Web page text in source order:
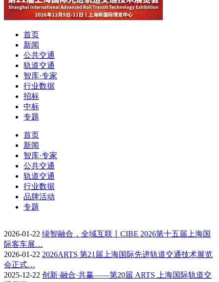
首页
新闻
公共交通
轨道交通
智库·专家
行业数据
招标
中标
专题
首页
新闻
智库·专家
公共交通
轨道交通
行业数据
品牌活动
专题
2026-01-22 绿智融合，全域互联丨CIBE 2026第十五届上海国
际客车展…
2026-01-22 2026ARTS 第21届上海国际先进轨道交通技术展览
会正式…
2025-12-22 创新·融合·共赢——第20届 ARTS 上海国际轨道交